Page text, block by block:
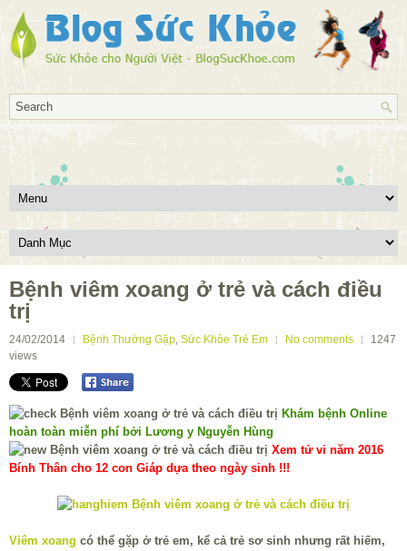
Bệnh viêm xoang ở trẻ và cách điều
trị
24/02/2014 Bệnh Thường Gặp, Sức Khỏe Trẻ Em No comments
1247
views
Khám bệnh Online
hoàn toàn miễn phí bởi Lương y Nguyễn Hùng
Xem tử vi năm 2016
Bính Thân cho 12 con Giáp dựa theo ngày sinh !!!
Viêm xoang có thể gặp ở trẻ em, kể cả trẻ sơ sinh nhưng rất hiếm,